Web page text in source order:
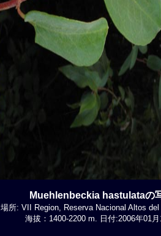
Muehlenbeckia hastulataの
場所: VII Region, Reserva Nacional Altos del
海拔：1400-2200 m. 日付:2006年01